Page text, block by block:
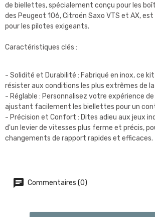
de biellettes, spécialement conçu pour les
des Peugeot 106, Citroën Saxo VTS et AX,
pour les pilotes exigeants.
Caractéristiques clés :
- Solidité et Durabilité : Fabriqué en inox, ce
résister aux conditions les plus extrêmes de
- Réglable : Personnalisez votre expérience
ajustant facilement les biellettes pour un
- Précision et Confort : Dites adieu aux jeux
d'un levier de vitesses plus ferme et précis,
changements de rapport rapides et efficaces.
Commentaires (0)